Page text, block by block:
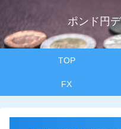
ポンド円
TOP
FX